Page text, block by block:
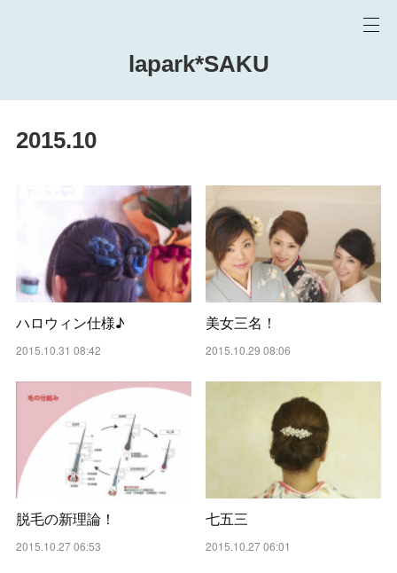
lapark*SAKU
2015.10
ハロウィン仕様♪
2015.10.31 08:42
美女三名！
2015.10.29 08:06
脱毛の新理論！
2015.10.27 06:53
七五三
2015.10.27 06:01